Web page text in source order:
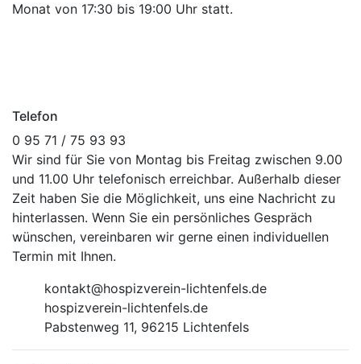
Monat von 17:30 bis 19:00 Uhr statt.
Telefon
0 95 71 / 75 93 93
Wir sind für Sie von Montag bis Freitag zwischen 9.00
und 11.00 Uhr telefonisch erreichbar. Außerhalb dieser
Zeit haben Sie die Möglichkeit, uns eine Nachricht zu
hinterlassen. Wenn Sie ein persönliches Gespräch
wünschen, vereinbaren wir gerne einen individuellen
Termin mit Ihnen.
kontakt@hospizverein-lichtenfels.de
hospizverein-lichtenfels.de
Pabstenweg 11, 96215 Lichtenfels